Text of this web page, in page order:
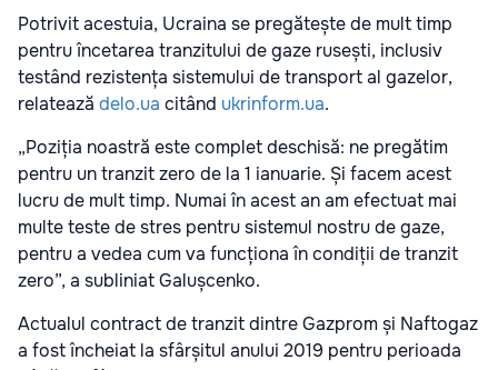
Potrivit acestuia, Ucraina se pregătește de mult timp
pentru încetarea tranzitului de gaze rusești, inclusiv
testând rezistența sistemului de transport al gazelor,
relatează delo.ua citând ukrinform.ua.
„Poziția noastră este complet deschisă: ne pregătim
pentru un tranzit zero de la 1 ianuarie. Și facem acest
lucru de mult timp. Numai în acest an am efectuat mai
multe teste de stres pentru sistemul nostru de gaze,
pentru a vedea cum va funcționa în condiții de tranzit
zero”, a subliniat Galușcenko.
Actualul contract de tranzit dintre Gazprom și Naftogaz
a fost încheiat la sfârșitul anului 2019 pentru perioada